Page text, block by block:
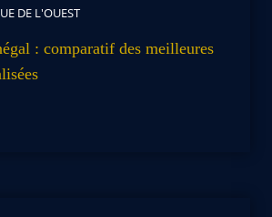
DE L'OUEST
: comparatif des meilleures